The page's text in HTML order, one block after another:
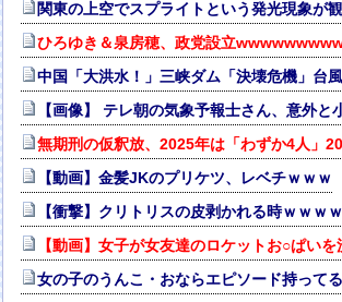
関東の上空でスプライトという発光現象が
ひろゆき＆泉房穂、政党設立
中国「大洪水！」三峡ダム「決壊危機」台
【画像】 テレ朝の気象予報士さん、意外と
無期刑の仮釈放、2025年は「わずか4人」
【動画】金髪JKのプリケツ、レベチｗｗｗ
【衝撃】クリトリスの皮剥かれる時ｗｗｗ
【動画】女子が女友達のロケットお○ぱい
女の子のうんこ・おならエピソード持って